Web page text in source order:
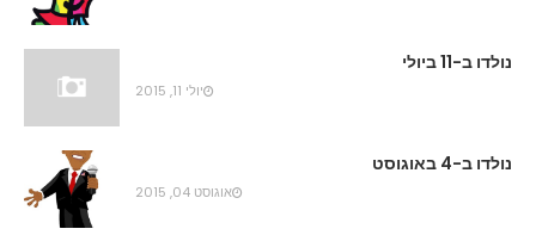
נולדו ב-11 ביולי
יולי 11, 2015
נולדו ב-4 באוגוסט
אוגוסט 04, 2015